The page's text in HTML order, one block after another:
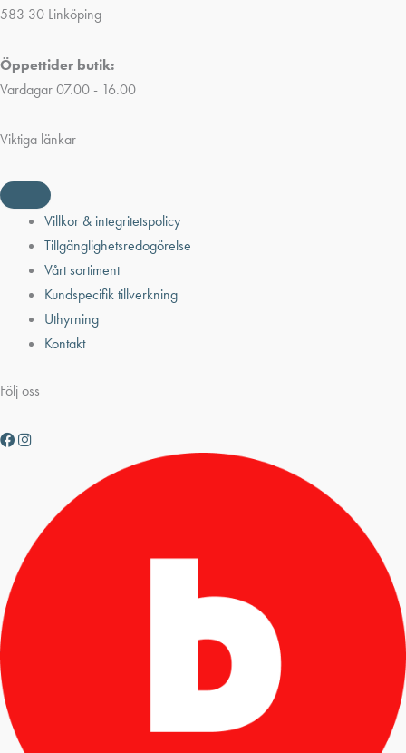
583 30 Linköping
Öppettider butik:
Vardagar 07.00 - 16.00
Viktiga länkar
Villkor & integritetspolicy
Tillgänglighetsredogörelse
Vårt sortiment
Kundspecifik tillverkning
Uthyrning
Kontakt
Följ oss